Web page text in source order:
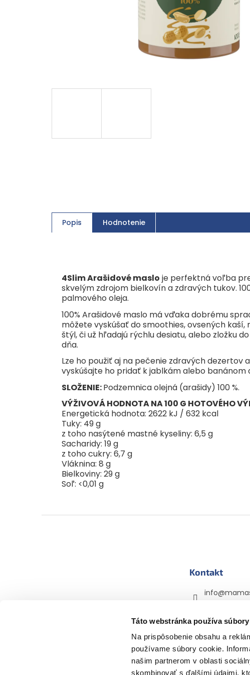
Táto webstránka používa
Na prispôsobenie obsahu a
používame súbory cookie.
našim partnerom v oblasti
skombinovať s ďalšími údajmi,
Popis Hodnotenie
4Slim Arašidové maslo je perfektná voľba
skvelým zdrojom bielkovín a zdravých tukov.
palmového oleja.
100% Arašidové maslo má vďaka dobrému
môžete vyskúšať do smoothies, ovsených
štýl, či už hľadajú rýchlu desiatu, alebo zložku
dňa.
Lze ho použiť aj na pečenie zdravých
vyskúšajte ho pridať k jablkám alebo banánom
SLOŽENIE:Podzemnica olejná (arašidy) 100 %.
VÝŽIVOVÁ HODNOTA NA 100 G HOTOVÉHO
Energetická hodnota: 2622 kJ / 632 kcal
Tuky: 49 g
z toho nasýtené mastné kyseliny: 6,5 g
Sacharidy: 19 g
z toho cukry: 6,7 g
Vláknina: 8 g
Bielkoviny: 29 g
Soľ: <0,01 g
Kontakt
info@